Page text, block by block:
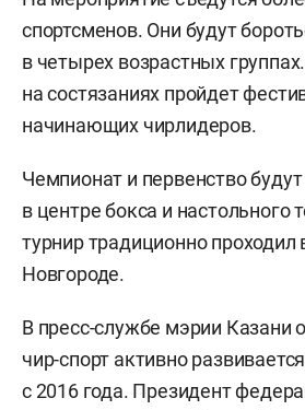
спортсменов. Они будут
в четырех возрастных
на состязаниях пройдет
начинающих чирлидеров.
Чемпионат и первенство
в центре бокса и настольного
турнир традиционно
Новгороде.
В пресс-службе мэрии Казани
чир-спорт активно
с 2016 года. Президент